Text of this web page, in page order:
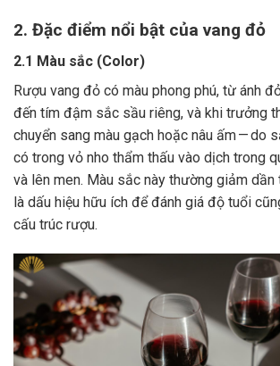
2. Đặc điểm nổi bật của vang đỏ
2.1 Màu sắc (Color)
Rượu vang đỏ có màu phong phú, từ ánh
đến tím đậm sắc sầu riêng, và khi trưởng
chuyển sang màu gạch hoặc nâu ấm — do
có trong vỏ nho thẩm thấu vào dịch trong
và lên men. Màu sắc này thường giảm dần
là dấu hiệu hữu ích để đánh giá độ tuổi
cấu trúc rượu.